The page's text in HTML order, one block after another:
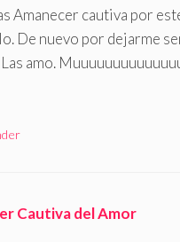
Amanecer cautiva por
De nuevo por dejarme
amo.
Cautiva del Amor